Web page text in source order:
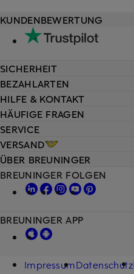
HILFE & KONTAKT
HÄUFIGE FRAGEN
SERVICE
VERSAND
KUNDENBEWERTUNG
SICHERHEIT
BEZAHLARTEN
ÜBER BREUNINGER
BREUNINGER FOLGEN
BREUNINGER APP
ImpressumDatenschutz